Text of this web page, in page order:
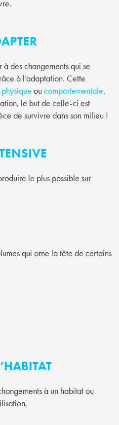
à des changements qui se
à l’adaptation. Cette
physique oucomportementale.
le but de celle-ci est
de survivre dans son milieu !
le plus possible sur
qui orne la tête de certains
à un habitat ou